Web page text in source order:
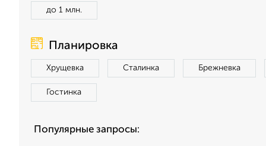
до 1 млн.
Планировка
Хрущевка Сталинка Брежневка
Гостинка
Популярные запросы: